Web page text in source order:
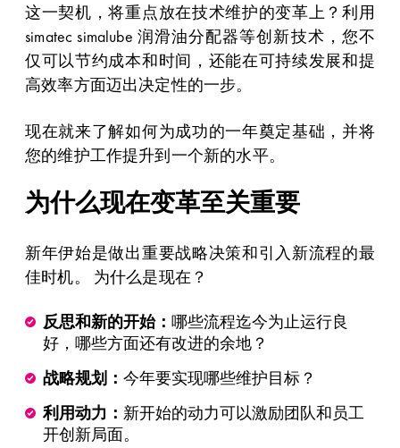
这一契机，将重点放在技术维护的变革上？利用
simatec simalube 润滑油分配器等创新技术，您不
仅可以节约成本和时间，还能在可持续发展和提
高效率方面迈出决定性的一步。
现在就来了解如何为成功的一年奠定基础，并将
您的维护工作提升到一个新的水平。
为什么现在变革至关重要
新年伊始是做出重要战略决策和引入新流程的最
佳时机。 为什么是现在？
反思和新的开始： 哪些流程迄今为止运行良
好，哪些方面还有改进的余地？
战略规划： 今年要实现哪些维护目标？
利用动力： 新开始的动力可以激励团队和员工
开创新局面。